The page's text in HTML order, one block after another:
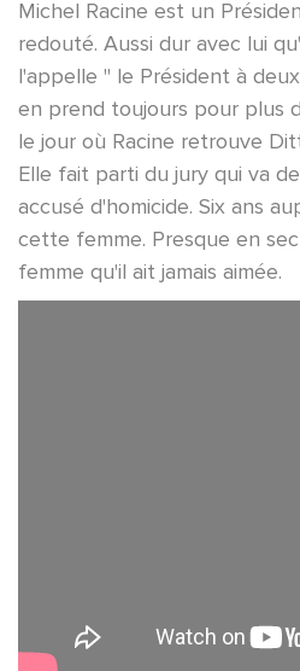
Michel Racine est un
redouté. Aussi dur avec lui
l'appelle " le Président à
en prend toujours pour plus
le jour où Racine retrouve
Elle fait parti du jury qui va
accusé d'homicide. Six ans
cette femme. Presque en
femme qu'il ait jamais aimée.